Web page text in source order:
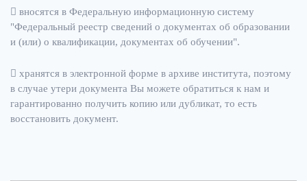
вносятся в Федеральную информационную систему
"Федеральный реестр сведений о документах об образовании
и (или) о квалификации, документах об обучении".
хранятся в электронной форме в архиве института, поэтому
в случае утери документа Вы можете обратиться к нам и
гарантированно получить копию или дубликат, то есть
восстановить документ.